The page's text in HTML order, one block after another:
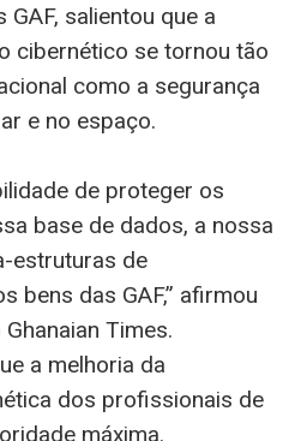
salientou que a
cibernético se tornou tão
como a segurança
e no espaço.
de proteger os
base de dados, a nossa
estruturas de
bens das GAF,” afirmou
Times.
a melhoria da
dos profissionais de
máxima.